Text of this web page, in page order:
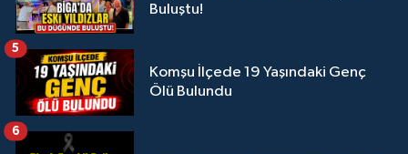
Buluştu!
Komşu İlçede 19 Yaşındaki Genç
Ölü Bulundu
5
6